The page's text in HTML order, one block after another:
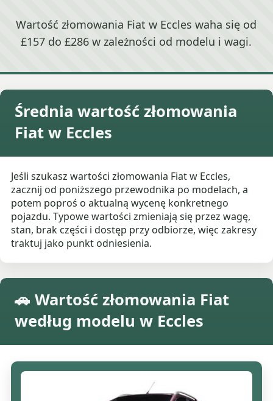
Wartość złomowania Fiat w Eccles waha się od
£157 do £286 w zależności od modelu i wagi.
Średnia wartość złomowania
Fiat w Eccles
Jeśli szukasz wartości złomowania Fiat w Eccles,
zacznij od poniższego przewodnika po modelach, a
potem poproś o aktualną wycenę konkretnego
pojazdu. Typowe wartości zmieniają się przez wagę,
stan, brak części i dostęp przy odbiorze, więc zakresy
traktuj jako punkt odniesienia.
🚗 Wartość złomowania Fiat
według modelu w Eccles